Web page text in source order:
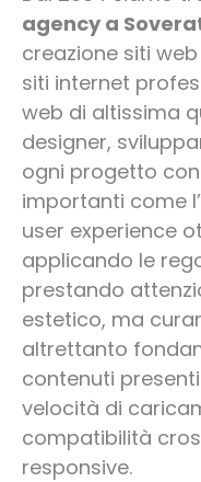
agency a
creazione siti
siti internet
web di altissima
designer,
ogni progetto
importanti come
user experience
applicando le
prestando
estetico, ma
altrettanto
contenuti
velocità di
compatibilità
responsive.